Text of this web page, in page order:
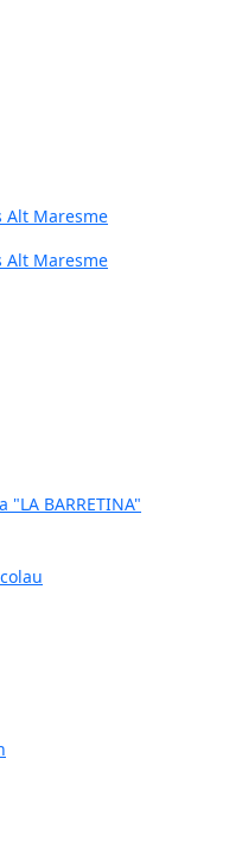
Alt Maresme
BARRETINA"